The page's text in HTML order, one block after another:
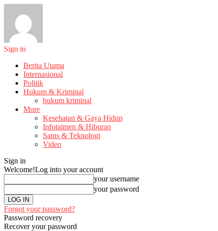
Sign in
Berita Utama
Internasional
Politik
Hukum & Kriminal
hukum kriminal
More
Kesehatan & Gaya Hidup
Infotaimen & Hiburan
Sains & Teknologi
Video
Sign in
Welcome!Log into your account
your username
your password
Forgot your password?
Password recovery
Recover your password